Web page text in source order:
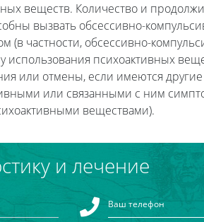
веществ. Количество и
вызвать обсессивно-
частности, обсессивно-
использования психоактивных
или отмены, если имеются другие
или связанными с ним
веществами).
и лечение